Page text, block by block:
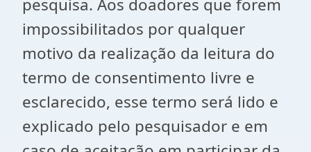
pesquisa. Aos doadores que forem
impossibilitados por qualquer
motivo da realização da leitura do
termo de consentimento livre e
esclarecido, esse termo será lido e
explicado pelo pesquisador e em